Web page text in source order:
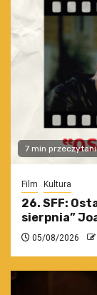
7 min
Film Kultura
26. SFF:
sierpnia”
05/08/2026